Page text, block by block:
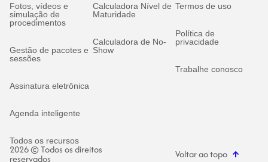
Fotos, vídeos e
simulação de
procedimentos
Gestão de pacotes e
sessões
Assinatura eletrônica
Agenda inteligente
Todos os recursos
Calculadora Nível de
Maturidade
Calculadora de No-
Show
Termos de uso
Política de
privacidade
Trabalhe conosco
2026 © Todos os direitos
reservados Voltar ao topo